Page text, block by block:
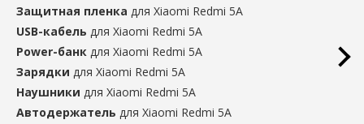
Защитная пленка для Xiaomi Redmi 5A
USB-кабель для Xiaomi Redmi 5A
Power-банк для Xiaomi Redmi 5A
Зарядки для Xiaomi Redmi 5A
Наушники для Xiaomi Redmi 5A
Автодержатель для Xiaomi Redmi 5A